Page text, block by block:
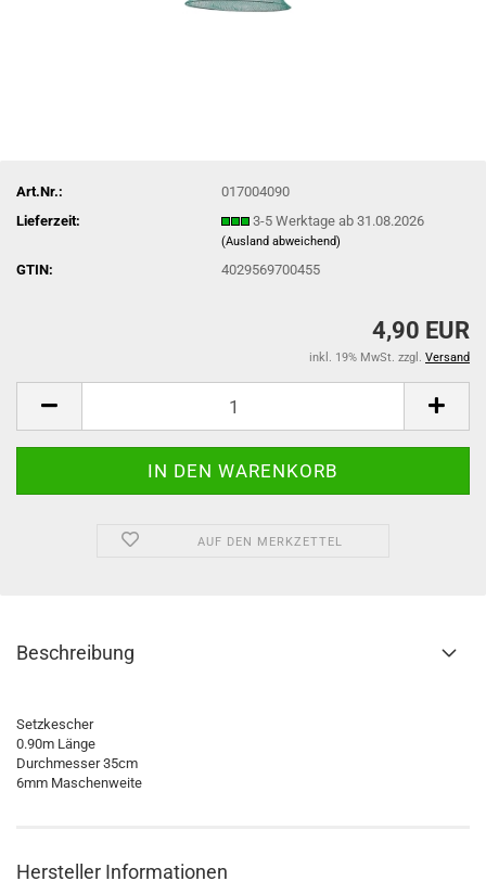
Art.Nr.:
017004090
Lieferzeit:
3-5 Werktage ab 31.08.2026
(Ausland abweichend)
GTIN: 4029569700455
4,90 EUR
inkl. 19% MwSt. zzgl. Versand
AUF DEN MERKZETTEL
Beschreibung
Setzkescher
0.90m Länge
Durchmesser 35cm
6mm Maschenweite
Hersteller Informationen